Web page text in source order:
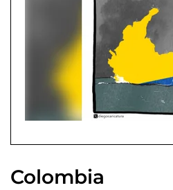
Colombia